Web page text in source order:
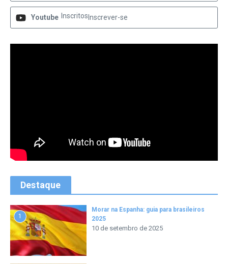
Youtube Inscritos Inscrever-se
Destaque
1
Morar na Espanha: guia para brasileiros
2025
10 de setembro de 2025